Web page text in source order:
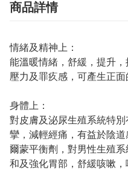
商品詳情
情緒及精神上：
能溫暖情緒，舒緩，提升
壓力及罪疚感，可產生正面
身體上：
對皮膚及泌尿生殖系統特
攣，減輕經痛，有益於陰
爾蒙平衡劑，對男性生殖
和及強化胃部，舒緩咳嗽